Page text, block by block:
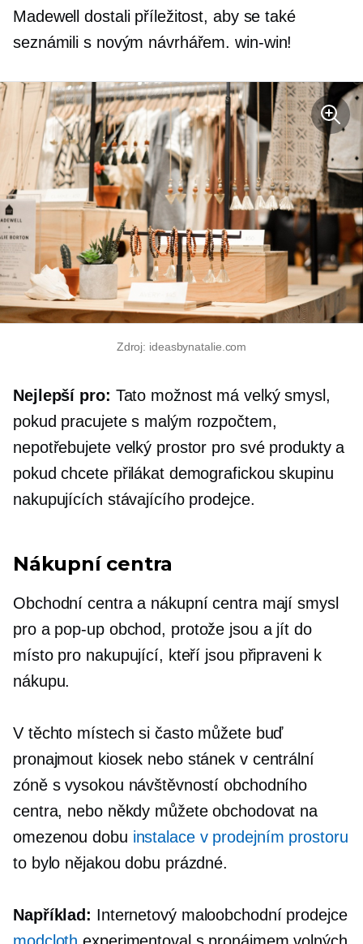
Madewell dostali příležitost, aby se také
seznámili s novým návrhářem.win-win!
Zdroj: ideasbynatalie.com
Nejlepší pro: Tato možnost má velký smysl,
pokud pracujete s malým rozpočtem,
nepotřebujete velký prostor pro své produkty a
pokud chcete přilákat demografickou skupinu
nakupujících stávajícího prodejce.
Nákupní centra
Obchodní centra a nákupní centra mají smysl
pro a pop-upobchod, protože jsou a jít do
místo pro nakupující, kteří jsou připraveni k
nákupu.
V těchto místech si často můžete buď
pronajmout kiosek nebo stánek v centrální
zóně s vysokou návštěvností obchodního
centra, nebo někdy můžete obchodovat na
omezenou dobu instalace v prodejním prostoru
to bylo nějakou dobu prázdné.
Například: Internetový maloobchodní prodejce